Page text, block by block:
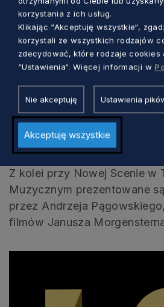
Filmowców Polskich. Po raz
też cykl spotkań branżowych
przeznaczony dla twórców,
profesjonalistów branży
Podczas Festiwalu zobaczyć
wystawy. W przestrzeni
Centrum Filmowego
projektów scenograficznych
Z kolei przy Nowej Scenie w
Muzycznym prezentowane
przez Andrzeja
filmów Janusza
korzystania z ich usług.
Klikając “Akceptuję wszystkie“,
korzystali ze wszystkich rodzajów
zdecydować, które rodzaje cookies
“Ustawienia“. Więcej informacji w
Nie akceptuję Ustawienia
Akceptuję wszystkie